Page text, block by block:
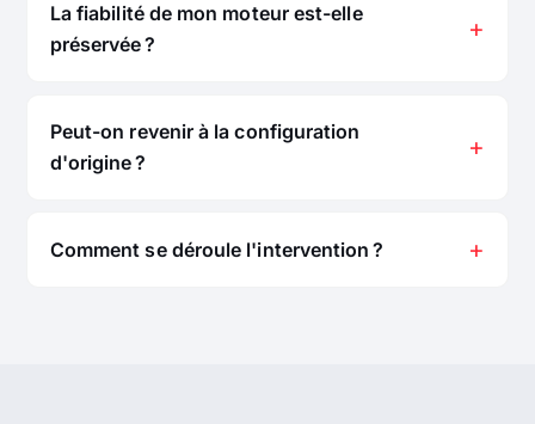
La fiabilité de mon moteur est-elle
préservée ?
Peut-on revenir à la configuration
d'origine ?
Comment se déroule l'intervention ?